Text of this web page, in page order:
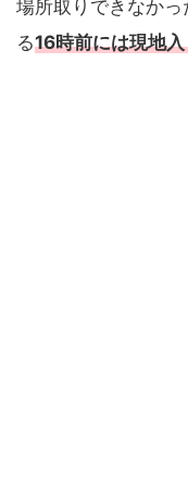
場所取りできなか
る16時前には現地